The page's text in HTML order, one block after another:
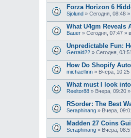
Forza Horizon 6
Sjolund » Сегодня, 08:48
What U4gm Reveals
Bauer » Сегодня, 07:47 »
Unpredictable Fun:
Gerrald22 » Сегодня, 03:51
How Do Shopify
michaelfinn » Вчера, 10:25
What must I look
Reeltor88 » Вчера, 09:20
RSorder: The Best
Seraphinang » Вчера,
Madden 27 Coins
Seraphinang » Вчера,